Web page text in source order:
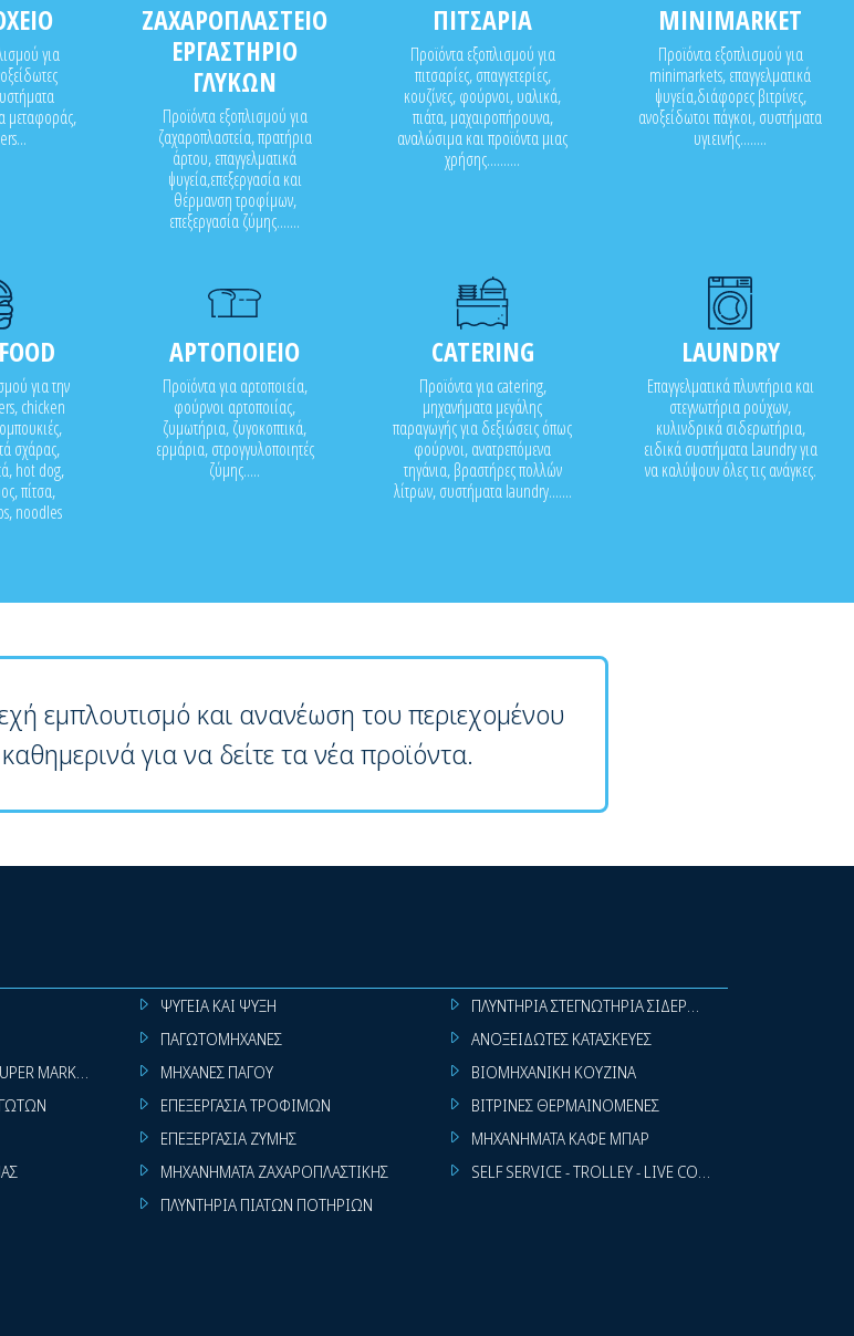
για
μεταφοράς,
ΖΑΧΑΡΟΠΛΑΣΤΕΙΟ
ΕΡΓΑΣΤΗΡΙΟ
ΓΛΥΚΩΝ
Προϊόντα εξοπλισμού για
ζαχαροπλαστεία, πρατήρια
άρτου, επαγγελματικά
ψυγεία,επεξεργασία και
θέρμανση τροφίμων,
επεξεργασία ζύμης.......
ΠΙΤΣΑΡΙΑ
Προϊόντα εξοπλισμού για
πιτσαρίες, σπαγγετερίες,
κουζίνες, φούρνοι, υαλικά,
πιάτα, μαχαιροπήρουνα,
αναλώσιμα και προϊόντα μιας
χρήσης..........
MINIMARKET
Προϊόντα εξοπλισμού για
minimarkets, επαγγελματικά
ψυγεία,διάφορες βιτρίνες,
ανοξείδωτοι πάγκοι, συστήματα
υγιεινής........
για την
chicken
σχάρας,
hot dog,
πίτσα,
noodles
ΑΡΤΟΠΟΙΕΙΟ
Προϊόντα για αρτοποιεία,
φούρνοι αρτοποιίας,
ζυμωτήρια, ζυγοκοπτικά,
ερμάρια, στρογγυλοποιητές
ζύμης.....
CATERING
Προϊόντα για catering,
μηχανήματα μεγάλης
παραγωγής για δεξιώσεις όπως
φούρνοι, ανατρεπόμενα
τηγάνια, βραστήρες πολλών
λίτρων, συστήματα laundry.......
LAUNDRY
Επαγγελματικά πλυντήρια και
στεγνωτήρια ρούχων,
κυλινδρικά σιδερωτήρια,
ειδικά συστήματα Laundry για
να καλύψουν όλες τις ανάγκες.
εμπλουτισμό και ανανέωση του περιεχομένου
για να δείτε τα νέα προϊόντα.
MARKET
ΨΥΓΕΙΑ ΚΑΙ ΨΥΞΗ
ΠΑΓΩΤΟΜΗΧΑΝΕΣ
ΜΗΧΑΝΕΣ ΠΑΓΟΥ
ΕΠΕΞΕΡΓΑΣΙΑ ΤΡΟΦΙΜΩΝ
ΕΠΕΞΕΡΓΑΣΙΑ ΖΥΜΗΣ
ΜΗΧΑΝΗΜΑΤΑ ΖΑΧΑΡΟΠΛΑΣΤΙΚΗΣ
ΠΛΥΝΤΗΡΙΑ ΠΙΑΤΩΝ ΠΟΤΗΡΙΩΝ
ΠΛΥΝΤΗΡΙΑ ΣΤΕΓΝΩΤΗΡΙΑ ΣΙΔΕΡΩΤΗΡΙΑ ΡΟΥΧΩΝ
ΑΝΟΞΕΙΔΩΤΕΣ ΚΑΤΑΣΚΕΥΕΣ
ΒΙΟΜΗΧΑΝΙΚΗ ΚΟΥΖΙΝΑ
ΒΙΤΡΙΝΕΣ ΘΕΡΜΑΙΝΟΜΕΝΕΣ
ΜΗΧΑΝΗΜΑΤΑ ΚΑΦΕ ΜΠΑΡ
SELF SERVICE - TROLLEY - LIVE COOKING